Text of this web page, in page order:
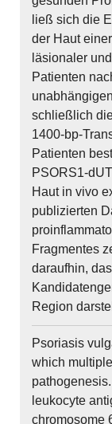
ließ sich die
der Haut
läsionaler
Patienten
schließlich
1400-bp-
Patienten
PSORS1-
Haut in vivo
publizierten
Fragmentes
daraufhin,
Region
Psoriasis
which
leukocyte
chromosome